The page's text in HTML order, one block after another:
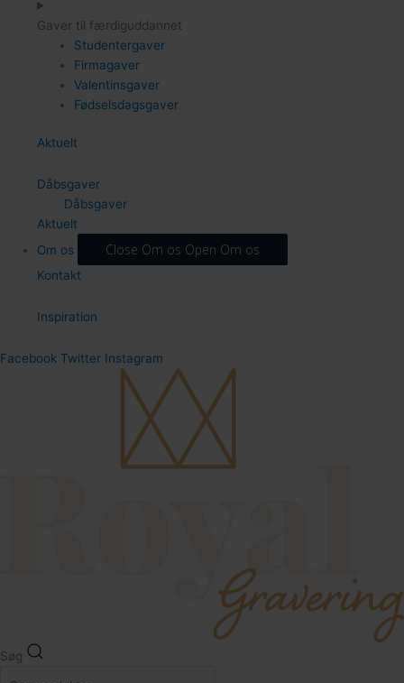
104
72
Gaver til færdiguddannet
Studentergaver
Firmagaver
Valentinsgaver
Fødselsdagsgaver
Aktuelt
Dåbsgaver
Dåbsgaver
Aktuelt
Om os
Close Om os Open Om os
Kontakt
Inspiration
Facebook Twitter Instagram
Søg 64